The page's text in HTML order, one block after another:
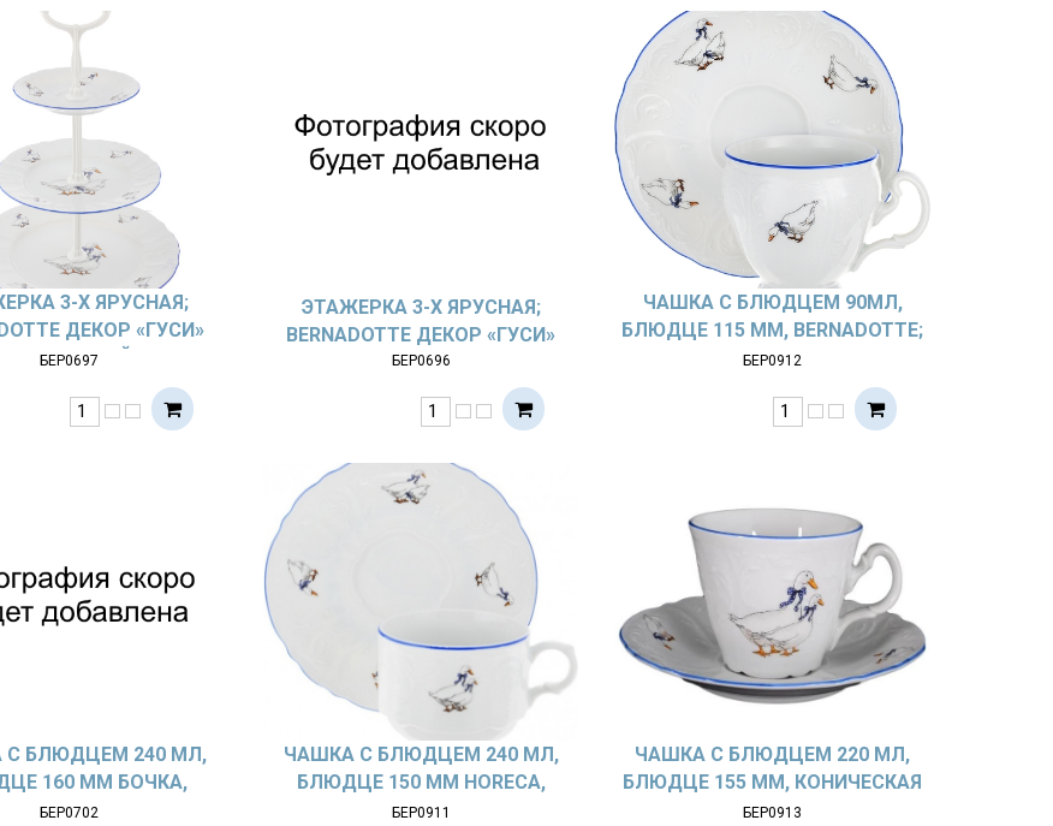
3-Х ЯРУСНАЯ;
ДЕКОР «ГУСИ»
СТОЙКА)
БЕР0697
ЭТАЖЕРКА 3-Х ЯРУСНАЯ;
BERNADOTTE ДЕКОР «ГУСИ»
БЕР0696
ЧАШКА С БЛЮДЦЕМ 90МЛ,
БЛЮДЦЕ 115 ММ, BERNADOTTE;
ДЕКОР «ГУСИ»
БЕР0912
С БЛЮДЦЕМ 240 МЛ,
160 ММ БОЧКА,
ДЕКОР «ГУСИ»
БЕР0702
ЧАШКА С БЛЮДЦЕМ 240 МЛ,
БЛЮДЦЕ 150 ММ HORECA,
BERNADOTTE; ДЕКОР «ГУСИ»
БЕР0911
ЧАШКА С БЛЮДЦЕМ 220 МЛ,
БЛЮДЦЕ 155 ММ, КОНИЧЕСКАЯ
ВЫСОКАЯ, BERNADOTTE; ДЕКОР
БЕР0913